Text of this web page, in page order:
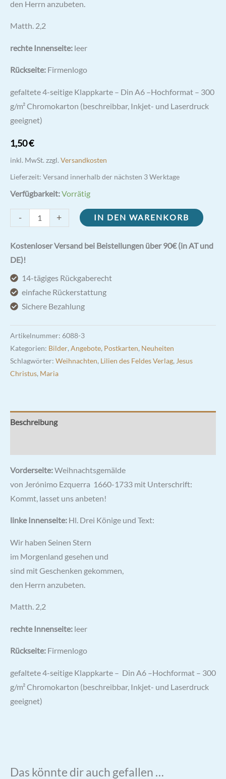
den Herrn anzubeten.
Matth. 2,2
rechte Innenseite: leer
Rückseite: Firmenlogo
gefaltete 4-seitige Klappkarte – Din A6 –Hochformat – 300
g/m² Chromokarton (beschreibbar, Inkjet- und Laserdruck
geeignet)
1,50€
inkl. MwSt. zzgl. Versandkosten
Lieferzeit: Versand innerhalb der nächsten 3 Werktage
Verfügbarkeit:Vorrätig
-
Weihnachtskarte
Ezquerra
4-
seitig
Din
A6
Menge
+ IN DEN WARENKORB
Kostenloser Versand bei Beistellungen über 90€ (in AT und
DE)!
14-tägiges Rückgaberecht
einfache Rückerstattung
Sichere Bezahlung
Artikelnummer: 6088-3
Kategorien: Bilder, Angebote, Postkarten, Neuheiten
Schlagwörter: Weihnachten, Lilien des Feldes Verlag, Jesus
Christus, Maria
Beschreibung
Vorderseite:Weihnachtsgemälde
von Jerónimo Ezquerra 1660-1733 mit Unterschrift:
Kommt, lasset uns anbeten!
linke Innenseite: Hl. Drei Könige und Text:
Wir haben Seinen Stern
im Morgenland gesehen und
sind mit Geschenken gekommen,
den Herrn anzubeten.
Matth. 2,2
rechte Innenseite: leer
Rückseite: Firmenlogo
gefaltete 4-seitige Klappkarte – Din A6 –Hochformat – 300
g/m² Chromokarton (beschreibbar, Inkjet- und Laserdruck
geeignet)
Das könnte dir auch gefallen …